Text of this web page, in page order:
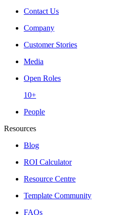
Contact Us
Company
Customer Stories
Media
Open Roles
10+
People
Resources
Blog
ROI Calculator
Resource Centre
Template Community
FAQs